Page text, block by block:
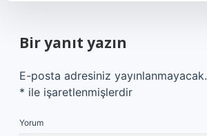
Bir yanıt yazın
E-posta adresiniz yayınlanmayacak.
* ile işaretlenmişlerdir
Yorum